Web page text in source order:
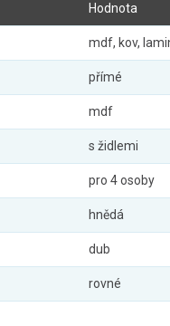
Hodnota
mdf, kov,
přímé
mdf
s židlemi
pro 4 osoby
hnědá
dub
rovné